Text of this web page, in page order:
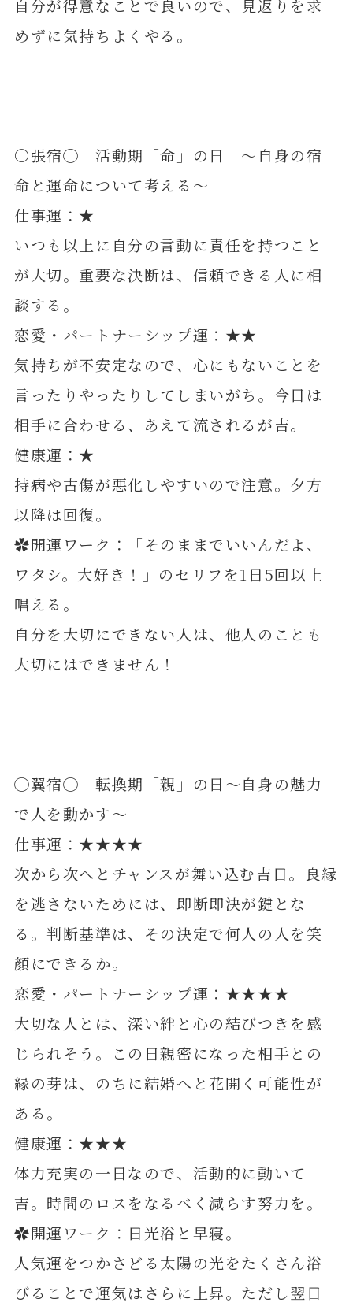
自分が得意なことで良いので、見返りを求
めずに気持ちよくやる。
〇張宿◯ 活動期「命」の日 ～自身の宿
命と運命について考える～
仕事運：★
いつも以上に自分の言動に責任を持つこと
が大切。重要な決断は、信頼できる人に相
談する。
恋愛・パートナーシップ運：★★
気持ちが不安定なので、心にもないことを
言ったりやったりしてしまいがち。今日は
相手に合わせる、あえて流されるが吉。
健康運：★
持病や古傷が悪化しやすいので注意。夕方
以降は回復。
✿開運ワーク：「そのままでいいんだよ、
ワタシ。大好き！」のセリフを1日5回以上
唱える。
自分を大切にできない人は、他人のことも
大切にはできません！
◯翼宿◯ 転換期「親」の日～自身の魅力
で人を動かす～
仕事運：★★★★
次から次へとチャンスが舞い込む吉日。良縁
を逃さないためには、即断即決が鍵とな
る。判断基準は、その決定で何人の人を笑
顔にできるか。
恋愛・パートナーシップ運：★★★★
大切な人とは、深い絆と心の結びつきを感
じられそう。この日親密になった相手との
縁の芽は、のちに結婚へと花開く可能性が
ある。
健康運：★★★
体力充実の一日なので、活動的に動いて
吉。時間のロスをなるべく減らす努力を。
✿開運ワーク：日光浴と早寝。
人気運をつかさどる太陽の光をたくさん浴
びることで運気はさらに上昇。ただし翌日